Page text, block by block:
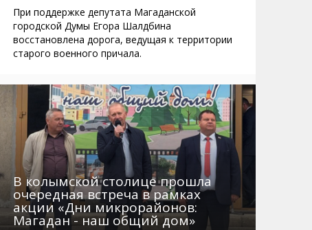
При поддержке депутата Магаданской
городской Думы Егора Шалдбина
восстановлена дорога, ведущая к территории
старого военного причала.
В колымской столице прошла
очередная встреча в рамках
акции «Дни микрорайонов:
Магадан - наш общий дом»